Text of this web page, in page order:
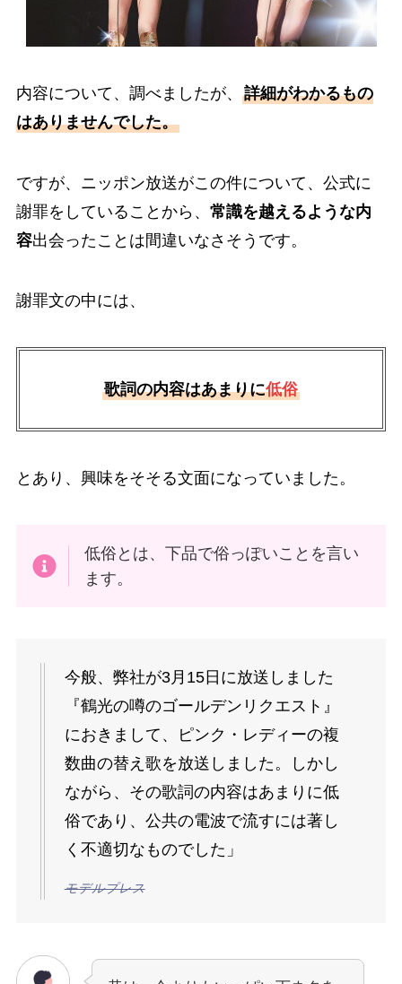
内容について、調べましたが、 詳細がわかるもの
はありませんでした。
ですが、ニッポン放送がこの件について、公式に
謝罪をしていることから、 常識を越えるような内
容出会ったことは間違いなさそうです。
謝罪文の中には、
歌詞の内容はあまりに低俗
とあり、興味をそそる文面になっていました。
低俗とは、下品で俗っぽいことを言い
ます。
今般、弊社が3月15日に放送しました
『鶴光の噂のゴールデンリクエスト』
におきまして、ピンク・レディーの複
数曲の替え歌を放送しました。しかし
ながら、その歌詞の内容はあまりに低
俗であり、公共の電波で流すには著し
く不適切なものでした」
モデルプレス